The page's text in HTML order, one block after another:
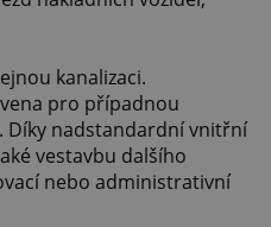
kanalizaci.
pro případnou
Díky nadstandardní vnitřní
vestavbu dalšího
nebo administrativní